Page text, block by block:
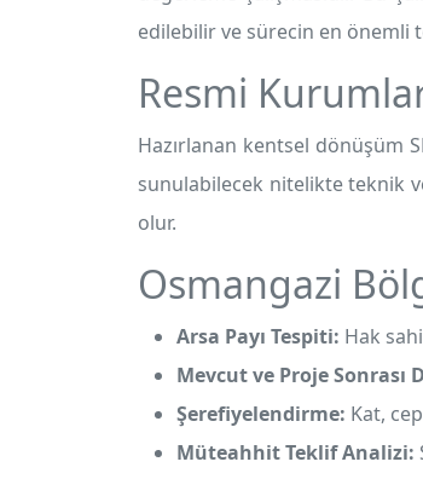
edilebilir ve sürecin en önemli
Resmi
Hazırlanan kentsel dönüşüm
sunulabilecek nitelikte teknik
olur.
Osmangazi
Arsa Payı Tespiti: Hak
Mevcut ve Proje Sonrası
Şerefiyelendirme: Kat,
Müteahhit Teklif Analizi: